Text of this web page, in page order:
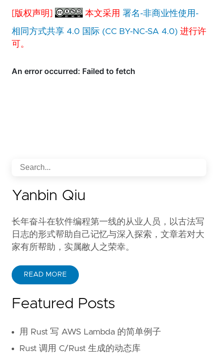
[版权声明] 本文采用署名-非商业性使用-
相同方式共享 4.0 国际 (CC BY-NC-SA 4.0) 进行许
可。
Yanbin Qiu
长年奋斗在软件编程第一线的从业人员，以古法写
日志的形式帮助自己记忆与深入探索，文章若对大
家有所帮助，实属敝人之荣幸。
READ MORE
Featured Posts
用 Rust 写 AWS Lambda 的简单例子
Rust 调用 C/Rust 生成的动态库